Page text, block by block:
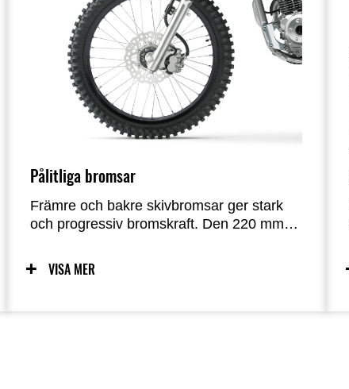
Pålitliga bromsar
Främre och bakre skivbromsar ger stark
och progressiv bromskraft. Den 220 mm
dubbelkolvsok kompletteras av en Ø 186
mm* bakskiva med enkelkolvsok, vilket
VISA MER